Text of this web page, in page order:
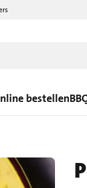
bestellen